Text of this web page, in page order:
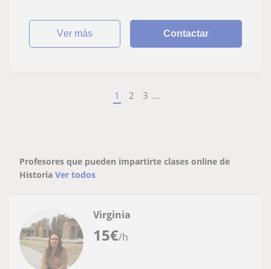
ver más Contactar
1 2 3 ...
Profesores que pueden impartirte clases online de
Historia Ver todos
15€/h
Virginia